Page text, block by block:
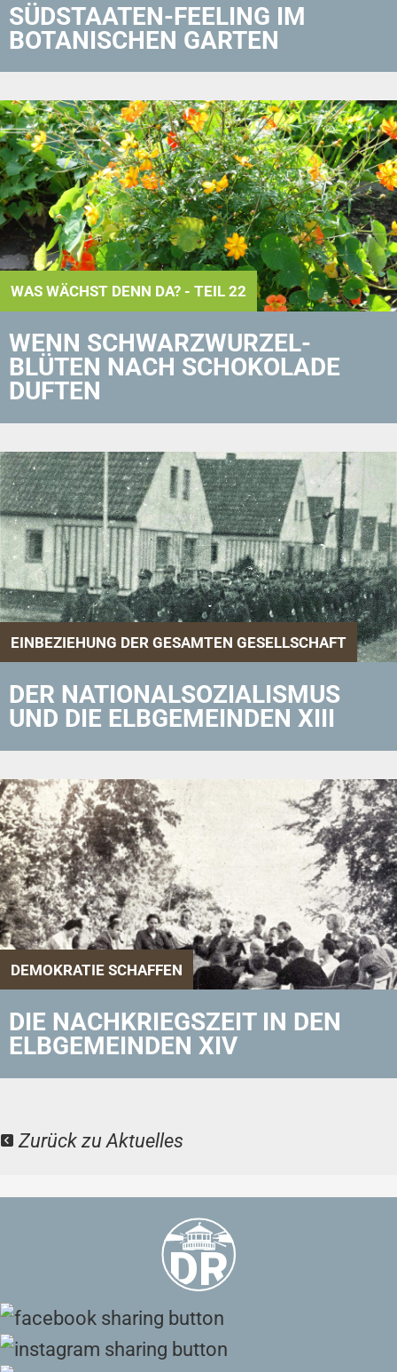
SÜDSTAATEN-FEELING IM
BOTANISCHEN GARTEN
WAS WÄCHST DENN DA? - TEIL 22
WENN SCHWARZ­WURZEL­
BLÜTEN NACH SCHOKOLADE
DUFTEN
EINBEZIEHUNG DER GESAMTEN GESELLSCHAFT
DER NATIONALSOZIALISMUS
UND DIE ELBGEMEINDEN XIII
DEMOKRATIE SCHAFFEN
DIE NACHKRIEGSZEIT IN DEN
ELBGEMEINDEN XIV
Zurück zu Aktuelles